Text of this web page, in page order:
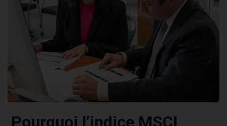
Pourquoi l’indice MSCI